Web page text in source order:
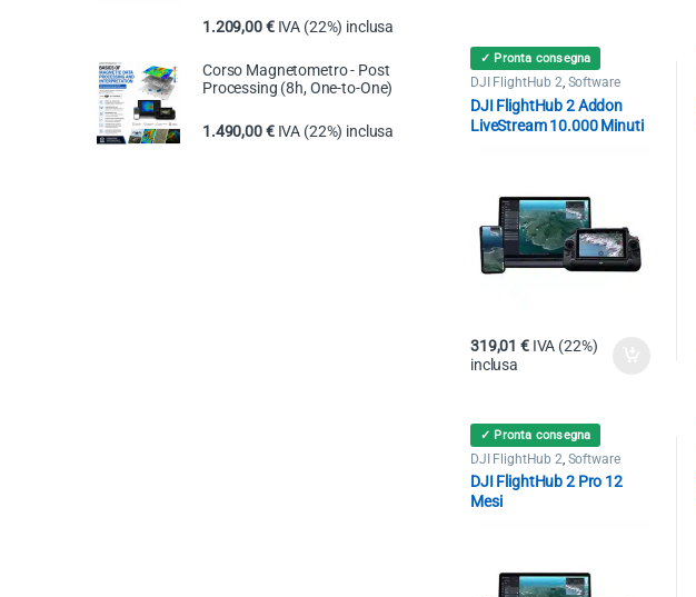
✓ Pronta consegna
DJI FlightHub 2, Software
DJI FlightHub 2 Addon
LiveStream 10.000 Minuti
319,01€ IVA (22%)
inclusa
✓ Pronta consegna
DJI FlightHub 2, Software
DJI FlightHub 2 Pro 12
Mesi
1.209,00€ IVA (22%) inclusa
Corso Magnetometro - Post
Processing (8h, One-to-One)
1.490,00€ IVA (22%) inclusa